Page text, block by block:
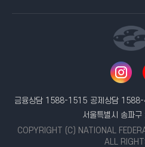
금융상담 1588-1515 공제상담
서울특별시 송파
COPYRIGHT (C) NATIONAL
ALL